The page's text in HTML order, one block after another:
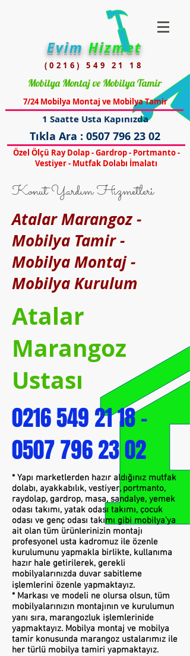
EvimHizmet
(0216) 549 21 18
Mobilya Montaj ve Mobilya Tamir
7/24 Mobilya Montaj ve Mobilya Tamir
1 Saatte Usta Kapınızda
Tıkla Ara : 0507 796 23 02
Özel Ölçü Ray Dolap - Gardrop - Portmanto -
Vestiyer - Mutfak Dolabı İmalatı
Konut Yardım Hizmetleri
Atalar Marangoz -
Mobilya Tamir -
Mobilya Montaj -
Mobilya Kurulum
Atalar
Marangoz
Ustası
0216 549 21 18 -
0507796 23 02
* Yapı marketlerden hazır aldığınız mutfak
dolabı, ayakkabılık, vestiyer, portmanto,
raydolap, gardrop, masa, sandalye, yemek
odası takımı, yatak odası takımı, çocuk
odası ve genç odası takımı gibi mobilya'ya
ait olan tüm ürünlerinizin montajı
profesyonel usta kadromuz ile özenle
kurulumunu yapmakla birlikte, kullanıma
hazır hale getirilerek, gerekli
mobilyalarınızda duvar sabitleme
işlemlerini özenle yapmaktayız.
* Markası ve modeli ne olursa olsun, tüm
mobilyalarınızın montajının ve kurulumun
yanı sıra, marangozluk işlemlerinide
yapmaktayız. Mobilya montaj ve mobilya
tamir konusunda marangoz ustalarımız ile
her türlü mobilya tamiri yapmaktayız.